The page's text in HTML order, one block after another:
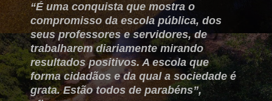
“É uma conquista que mostra o
compromisso da escola pública, dos
seus professores e servidores, de
trabalharem diariamente mirando
resultados positivos. A escola que
forma cidadãos e da qual a sociedade é
grata. Estão todos de parabéns”,